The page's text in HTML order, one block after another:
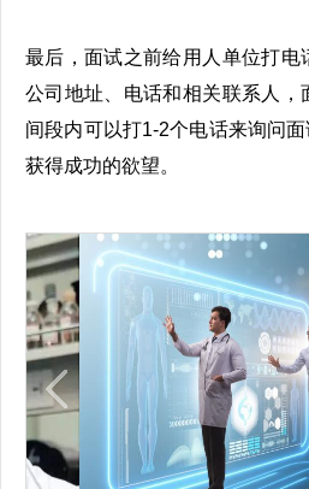
最后，面试之前给用人单位打
公司地址、电话和相关联系人
间段内可以打1-2个电话来询问
获得成功的欲望。